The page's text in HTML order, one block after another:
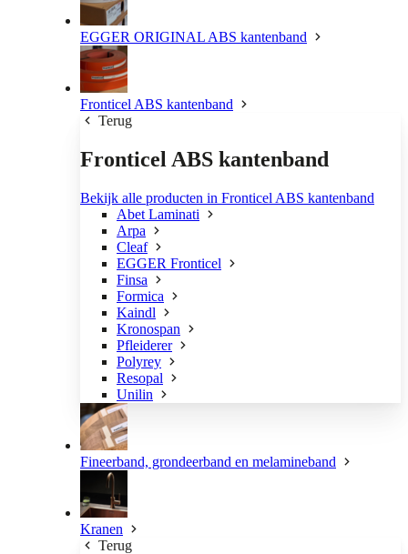
EGGER ORIGINAL ABS kantenband
Fronticel ABS kantenband
Terug
Fronticel ABS kantenband
Bekijk alle producten in Fronticel ABS kantenband
Abet Laminati
Arpa
Cleaf
EGGER Fronticel
Finsa
Formica
Kaindl
Kronospan
Pfleiderer
Polyrey
Resopal
Unilin
Fineerband, grondeerband en melamineband
Kranen
Terug